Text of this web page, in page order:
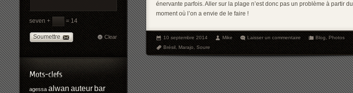
seven + = 14
Soumettre Clear
agessa alwan auteur bar
énervante parfois. Aller sur la plage n’est donc pas un problème à partir du
moment où l’on a envie de le faire !
10 septembre 2014 Mike Laisser un commentaire Blog,Photos
Brésil,Marajo,Soure